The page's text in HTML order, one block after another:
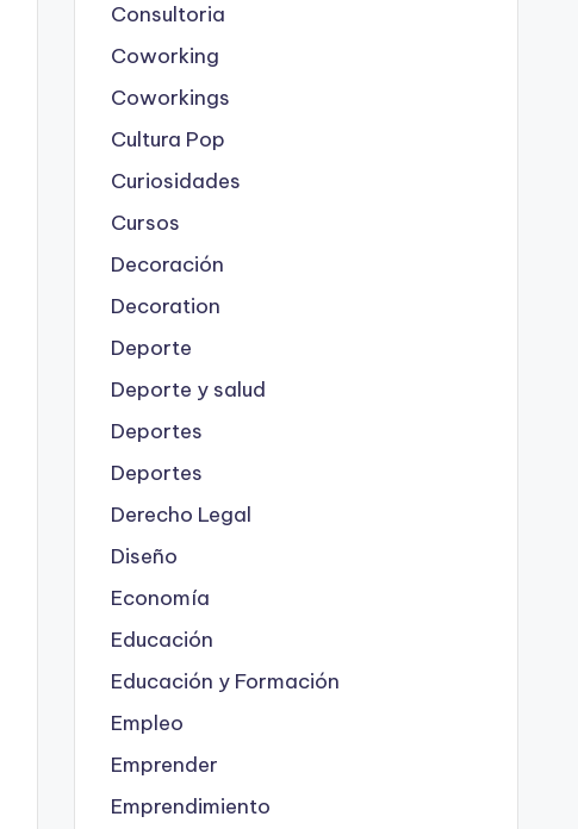
Consultoria
Coworking
Coworkings
Cultura Pop
Curiosidades
Cursos
Decoración
Decoration
Deporte
Deporte y salud
Deportes
Deportes
Derecho Legal
Diseño
Economía
Educación
Educación y Formación
Empleo
Emprender
Emprendimiento